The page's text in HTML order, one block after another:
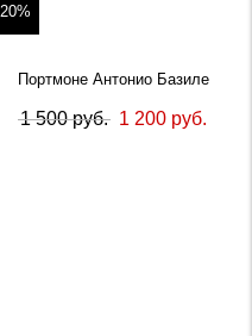
20%
Портмоне Антонио Базиле
1 500 руб. 1 200 руб.